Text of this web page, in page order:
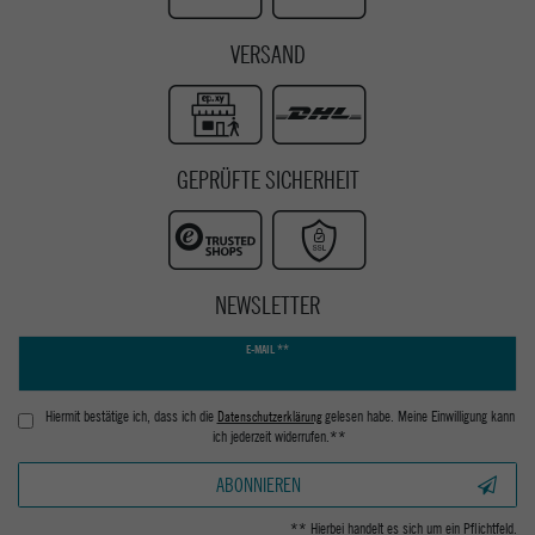
VERSAND
GEPRÜFTE SICHERHEIT
NEWSLETTER
E-MAIL **
Hiermit bestätige ich, dass ich die Daten­schutz­erklärunggelesen habe. Meine Einwilligung kann
ich jederzeit widerrufen.**
ABONNIEREN
** Hierbei handelt es sich um ein Pflichtfeld.